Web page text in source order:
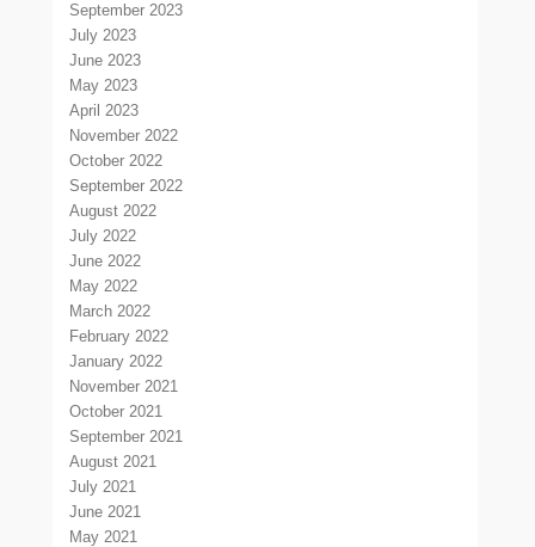
September 2023
July 2023
June 2023
May 2023
April 2023
November 2022
October 2022
September 2022
August 2022
July 2022
June 2022
May 2022
March 2022
February 2022
January 2022
November 2021
October 2021
September 2021
August 2021
July 2021
June 2021
May 2021